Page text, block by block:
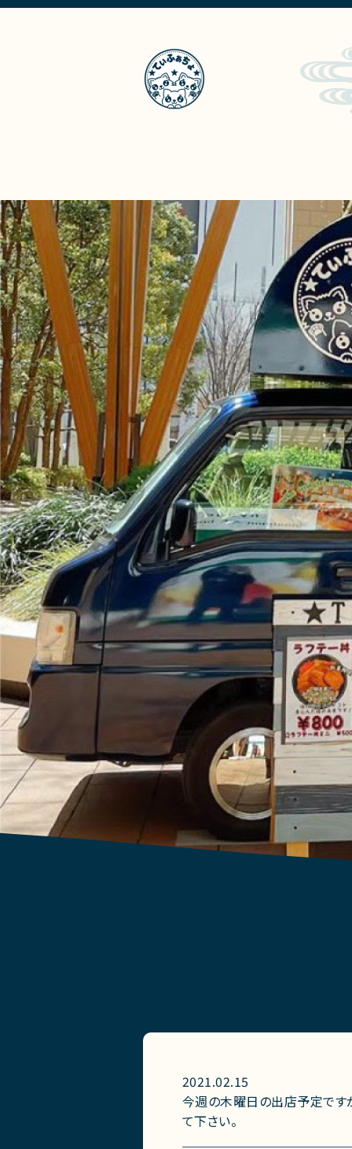
てぃふぁちょ？ メ
2021.02.15
今週の木曜日の出店予定です
て下さい。